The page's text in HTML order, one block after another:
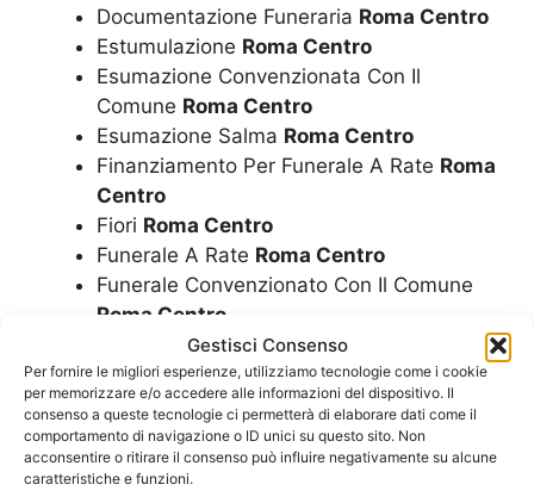
Gestisci Consenso
Per fornire le migliori esperienze, utilizziamo tecnologie come i cookie
per memorizzare e/o accedere alle informazioni del dispositivo. Il
consenso a queste tecnologie ci permetterà di elaborare dati come il
comportamento di navigazione o ID unici su questo sito. Non
acconsentire o ritirare il consenso può influire negativamente su alcune
caratteristiche e funzioni.
Documentazione Funeraria Roma Centro
Estumulazione Roma Centro
Esumazione Convenzionata Con Il
Comune Roma Centro
Esumazione Salma Roma Centro
Finanziamento Per Funerale A Rate Roma
Centro
Fiori Roma Centro
Funerale A Rate Roma Centro
Funerale Convenzionato Con Il Comune
Roma Centro
Funerale EconomicoRoma Centro
Funerale Laico Roma Centro
FuneraleRoma Centro
FuneraliRoma Centro
Imbalsamazioni Roma Centro